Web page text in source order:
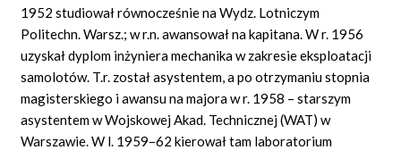
1952 studiował równocześnie na Wydz. Lotniczym
Politechn. Warsz.; w r.n. awansował na kapitana. W r. 1956
uzyskał dyplom inżyniera mechanika w zakresie eksploatacji
samolotów. T.r. został asystentem, a po otrzymaniu stopnia
magisterskiego i awansu na majora w r. 1958 – starszym
asystentem w Wojskowej Akad. Technicznej (WAT) w
Warszawie. W l. 1959–62 kierował tam laboratorium